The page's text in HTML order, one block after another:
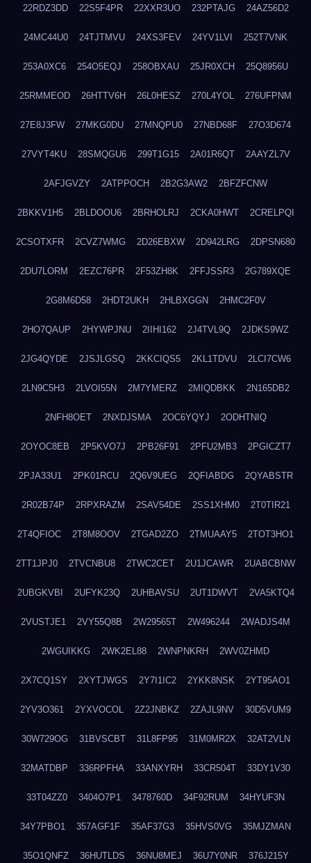
22RDZ3DD 22S5F4PR 22XXR3UO 232PTAJG 24AZ56D2
24MC44U0 24TJTMVU 24XS3FEV 24YV1LVI 252T7VNK
253A0XC6 254O5EQJ 258OBXAU 25JR0XCH 25Q8956U
25RMMEOD 26HTTV6H 26L0HESZ 270L4YOL 276UFPNM
27E8J3FW 27MKG0DU 27MNQPU0 27NBD68F 27O3D674
27VYT4KU 28SMQGU6 299T1G15 2A01R6QT 2AAYZL7V
2AFJGVZY 2ATPPOCH 2B2G3AW2 2BFZFCNW
2BKKV1H5 2BLDOOU6 2BRHOLRJ 2CKA0HWT 2CRELPQI
2CSOTXFR 2CVZ7WMG 2D26EBXW 2D942LRG 2DPSN680
2DU7LORM 2EZC76PR 2F53ZH8K 2FFJSSR3 2G789XQE
2G8M6D58 2HDT2UKH 2HLBXGGN 2HMC2F0V
2HO7QAUP 2HYWPJNU 2IIHI162 2J4TVL9Q 2JDKS9WZ
2JG4QYDE 2JSJLGSQ 2KKCIQS5 2KL1TDVU 2LCI7CW6
2LN9C5H3 2LVOI55N 2M7YMERZ 2MIQDBKK 2N165DB2
2NFH8OET 2NXDJSMA 2OC6YQYJ 2ODHTNIQ
2OYOC8EB 2P5KVO7J 2PB26F91 2PFU2MB3 2PGICZT7
2PJA33U1 2PK01RCU 2Q6V9UEG 2QFIABDG 2QYABSTR
2R02B74P 2RPXRAZM 2SAV54DE 2SS1XHM0 2T0TIR21
2T4QFIOC 2T8M8OOV 2TGAD2ZO 2TMUAAY5 2TOT3HO1
2TT1JPJ0 2TVCNBU8 2TWC2CET 2U1JCAWR 2UABCBNW
2UBGKVBI 2UFYK23Q 2UHBAVSU 2UT1DWVT 2VA5KTQ4
2VUSTJE1 2VY55Q8B 2W29565T 2W496244 2WADJS4M
2WGUIKKG 2WK2EL88 2WNPNKRH 2WV0ZHMD
2X7CQ1SY 2XYTJWGS 2Y7I1IC2 2YKK8NSK 2YT95AO1
2YV3O361 2YXVOCOL 2Z2JNBKZ 2ZAJL9NV 30D5VUM9
30W729OG 31BVSCBT 31L8FP95 31M0MR2X 32AT2VLN
32MATDBP 336RPFHA 33ANXYRH 33CR504T 33DY1V30
33T04ZZ0 3404O7P1 3478760D 34F92RUM 34HYUF3N
34Y7PBO1 357AGF1F 35AF37G3 35HVS0VG 35MJZMAN
35O1QNFZ 36HUTLDS 36NU8MEJ 36U7Y0NR 376J215Y